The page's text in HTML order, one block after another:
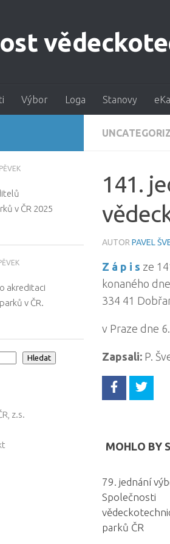
Výbor Loga Stanovy
141.
AUTOR PAVEL
Z á p i s ze
konaného
334 41
v Praze dne
Zapsali: P.
MOHLO BY
79. jednání
Společnosti
parků ČR
v ČR 2025
akreditaci
v ČR.
Hledat
z.s.